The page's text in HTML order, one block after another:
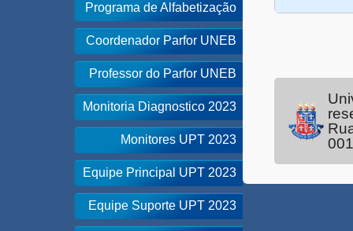
Programa de Alfabetização
Coordenador Parfor UNEB
Professor do Parfor UNEB
Monitoria Diagnostico 2023
Monitores UPT 2023
Equipe Principal UPT 2023
Equipe Suporte UPT 2023
001